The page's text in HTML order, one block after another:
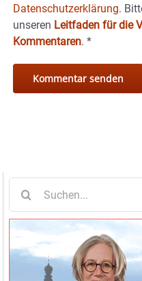
Datenschutzerklärung.
unseren Leitfaden für die
Kommentaren. *
nach: